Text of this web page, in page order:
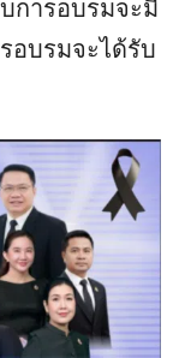
การอบรมจะมี
อบรมจะได้รับ